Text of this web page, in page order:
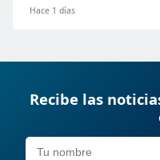
Hace 1 días
Recibe las